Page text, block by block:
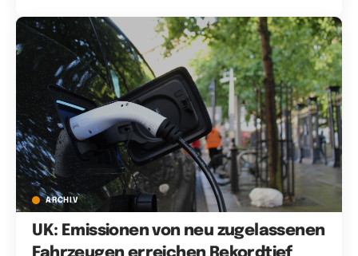
ARCHIV
UK: Emissionen von neu zugelassenen